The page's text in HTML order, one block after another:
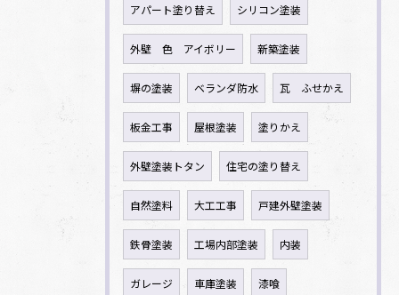
アパート塗り替え シリコン塗装
外壁 色 アイボリー 新築塗装
塀の塗装 ベランダ防水 瓦 ふせかえ
板金工事 屋根塗装 塗りかえ
外壁塗装トタン 住宅の塗り替え
自然塗料 大工工事 戸建外壁塗装
鉄骨塗装 工場内部塗装 内装
ガレージ 車庫塗装 漆喰